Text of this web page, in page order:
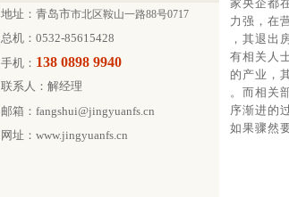
地址： 青岛市市北区鞍山一路88号0717
总机：0532-85615428
手机： 138 0898 9940
联系人：解经理
邮箱：fangshui@jingyuanfs.cn
网址： www.jingyuanfs.cn
家央企都
力强，在
，其退出
有相关人
的产业，
。而相关
序渐进的
如果骤然